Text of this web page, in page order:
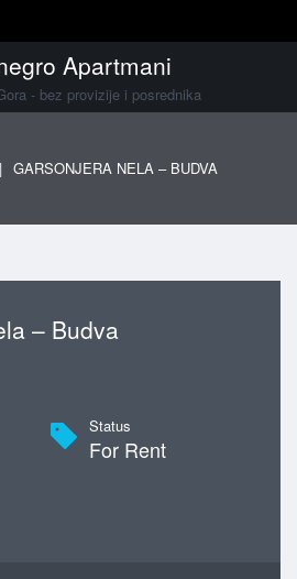
Apartmani
- bez provizije i posrednika
GARSONJERA NELA – BUDVA
– Budva
Status
For Rent